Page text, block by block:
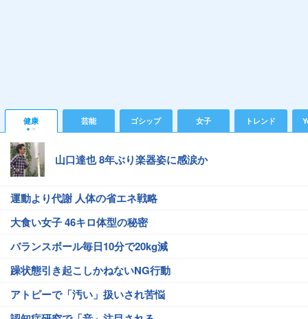
健康 芸能 ゴシップ 女子 トレンド
山口達也 8年ぶり楽器姿に感涙か
運動より代謝 人体の省エネ戦略
大食い女子 46キロ体型の秘密
バランスボール毎日10分で20kg減
躁状態引き起こしかねないNG行動
アトピーで「汚い」扱いされ苦悩